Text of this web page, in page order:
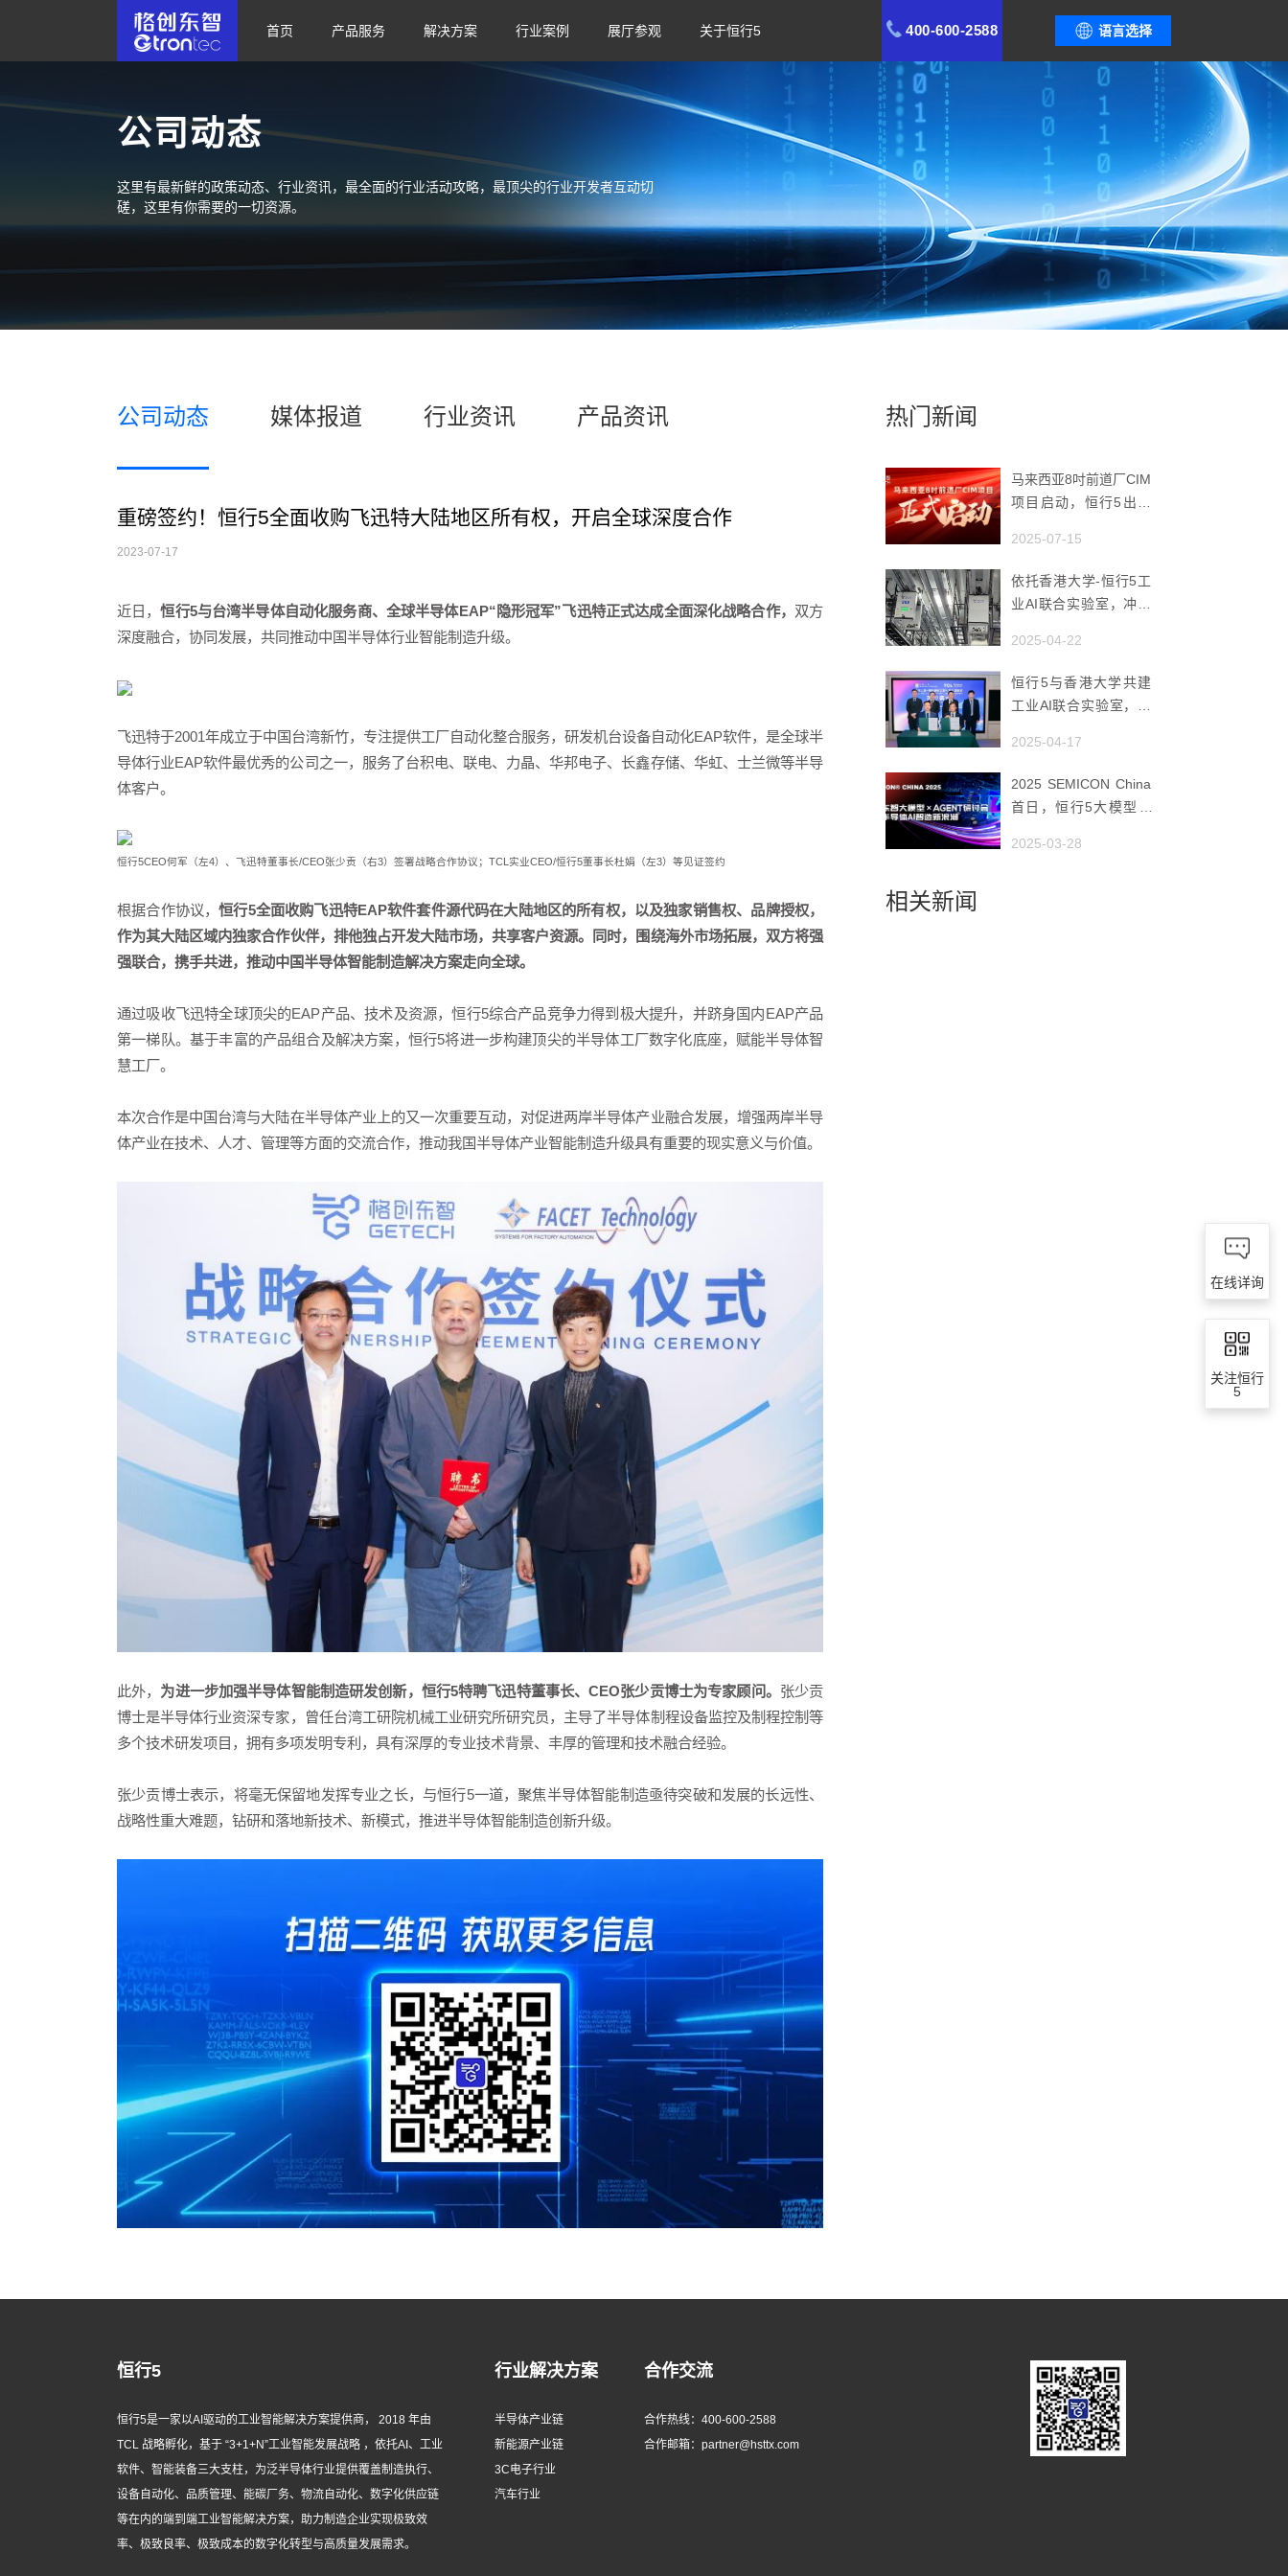
语言选择
400-600-2588
首页 产品服务 解决方案 行业案例 展厅参观 关于恒行5
公司动态
这里有最新鲜的政策动态、行业资讯，最全面的行业活动攻略，最顶尖的行业开发者互动切
磋，这里有你需要的一切资源。
公司动态 媒体报道 行业资讯 产品资讯
重磅签约！恒行5全面收购飞迅特大陆地区所有权，开启全球深度合作
2023-07-17
近日，恒行5与台湾半导体自动化服务商、全球半导体EAP“隐形冠军”飞迅特正式达成全面深化战略合作， 双方
深度融合，协同发展，共同推动中国半导体行业智能制造升级。
飞迅特于2001年成立于中国台湾新竹，专注提供工厂自动化整合服务，研发机台设备自动化EAP软件，是全球半
导体行业EAP软件最优秀的公司之一，服务了台积电、联电、力晶、华邦电子、长鑫存储、华虹、士兰微等半导
体客户。
恒行5CEO何军（左4）、飞迅特董事长/CEO张少贡（右3）签署战略合作协议； TCL 实业CEO/恒行5董事长杜娟（左3）等见证签约
根据合作协议，恒行5全面收购飞迅特EAP软件套件源代码在大陆地区的所有权，以及独家销售权、品牌授权，
作为其大陆区域内独家合作伙伴，排他独占开发大陆市场，共享客户资源。同时，围绕海外市场拓展，双方将强
强联合，携手共进，推动中国半导体智能制造解决方案走向全球。
通过吸收飞迅特全球顶尖的EAP产品、技术及资源，恒行5综合产品竞争力得到极大提升，并跻身国内EAP产品
第一梯队。基于丰富的产品组合及解决方案，恒行5将进一步构建顶尖的半导体工厂数字化底座，赋能半导体智
慧工厂。
本次合作是中国台湾与大陆在半导体产业上的又一次重要互动，对促进两岸半导体产业融合发展，增强两岸半导
体产业在技术、人才、管理等方面的交流合作，推动我国半导体产业智能制造升级具有重要的现实意义与价值。
此外， 为进一步加强半导体智能制造研发创新，恒行5特聘飞迅特董事长、CEO张少贡博士为专家顾问。 张少贡
博士是半导体行业资深专家，曾任台湾工研院机械工业研究所研究员，主导了半导体制程设备监控及制程控制等
多个技术研发项目，拥有多项发明专利，具有深厚的专业技术背景、丰厚的管理和技术融合经验。
张少贡博士表示，将毫无保留地发挥专业之长，与恒行5一道，聚焦半导体智能制造亟待突破和发展的长远性、
战略性重大难题，钻研和落地新技术、新模式，推进半导体智能制造创新升级。
热门新闻
马来西亚8吋前道厂CIM
项目启动，恒行5出海
2025-07-15
依托香港大学-恒行5工
业AI联合实验室，冲破
花板”
2025-04-22
恒行5与香港大学共建
工业AI联合实验室，推
创新枢纽
2025-04-17
2025 SEMICON China
首日，恒行5大模型 ×
体AI智造新浪潮
2025-03-28
相关新闻
恒行5
恒行5是一家以AI驱动的工业智能解决方案提供商， 2018 年由
TCL 战略孵化，基于 “3+1+N”工业智能发展战略 ，依托AI、工业
软件、智能装备三大支柱，为泛半导体行业提供覆盖制造执行、
设备自动化、品质管理、能碳厂务、物流自动化、数字化供应链
等在内的端到端工业智能解决方案，助力制造企业实现极致效
率、极致良率、极致成本的数字化转型与高质量发展需求。
行业解决方案
半导体产业链
新能源产业链
3C电子行业
汽车行业
合作交流
合作热线：400-600-2588
合作邮箱：partner@hsttx.com
在线详询
关注恒行
5